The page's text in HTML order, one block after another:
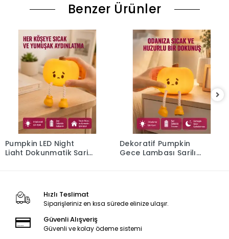
Benzer Ürünler
Pumpkin LED Night
Light Dokunmatik Şarjlı
Dekoratif Pumpkin
Gece Lambası Şarjlı
Hızlı Teslimat
Siparişleriniz en kısa sürede elinize ulaşır.
Güvenli Alışveriş
Güvenli ve kolay ödeme sistemi